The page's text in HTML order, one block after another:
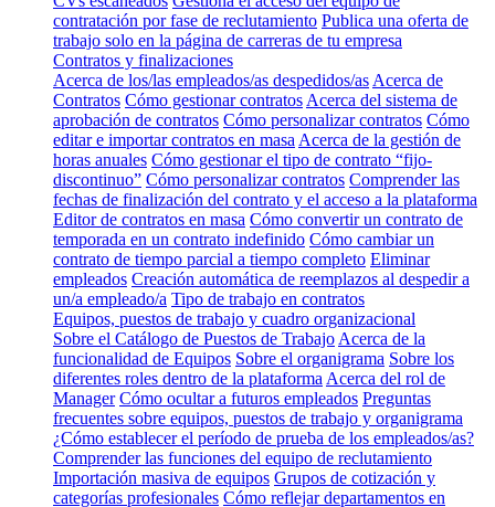
contratación por fase de reclutamiento Publica una oferta de
trabajo solo en la página de carreras de tu empresa
Contratos y finalizaciones
Acerca de los/las empleados/as despedidos/as Acerca de
Contratos Cómo gestionar contratos Acerca del sistema de
aprobación de contratos Cómo personalizar contratos Cómo
editar e importar contratos en masa Acerca de la gestión de
horas anuales Cómo gestionar el tipo de contrato “fijo-
discontinuo” Cómo personalizar contratos Comprender las
fechas de finalización del contrato y el acceso a la plataforma
Editor de contratos en masa Cómo convertir un contrato de
temporada en un contrato indefinido Cómo cambiar un
contrato de tiempo parcial a tiempo completo Eliminar
empleados Creación automática de reemplazos al despedir a
un/a empleado/a Tipo de trabajo en contratos
Equipos, puestos de trabajo y cuadro organizacional
Sobre el Catálogo de Puestos de Trabajo Acerca de la
funcionalidad de Equipos Sobre el organigrama Sobre los
diferentes roles dentro de la plataforma Acerca del rol de
Manager Cómo ocultar a futuros empleados Preguntas
frecuentes sobre equipos, puestos de trabajo y organigrama
¿Cómo establecer el período de prueba de los empleados/as?
Comprender las funciones del equipo de reclutamiento
Importación masiva de equipos Grupos de cotización y
categorías profesionales Cómo reflejar departamentos en